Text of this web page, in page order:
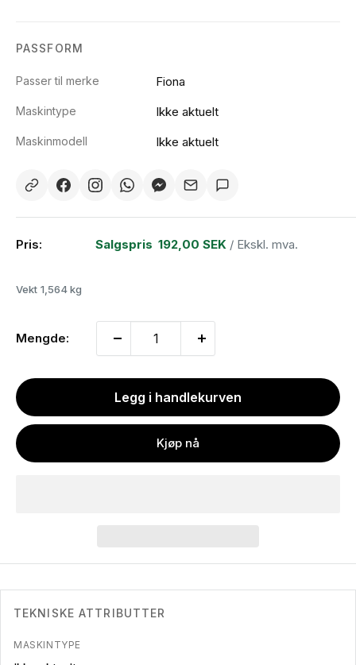
PASSFORM
Passer til merke Fiona
Maskintype Ikke aktuelt
Maskinmodell Ikke aktuelt
Pris: Salgspris 192,00 SEK / Ekskl. mva.
Vekt 1,564 kg
Mengde:
Legg i handlekurven
Kjøp nå
TEKNISKE ATTRIBUTTER
MASKINTYPE